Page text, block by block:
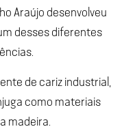
Araújo desenvolveu
desses diferentes
de cariz industrial,
como materiais
madeira.